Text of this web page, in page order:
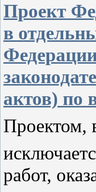
Проект
в
актов) по
Проектом,
работ,